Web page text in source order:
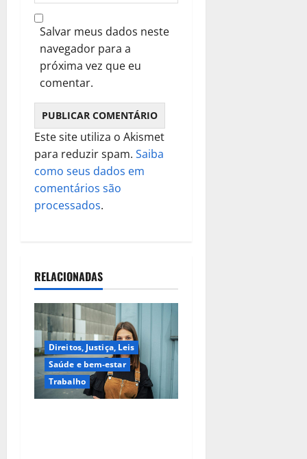
Salvar meus dados neste
navegador para a
próxima vez que eu
comentar.
Este site utiliza o Akismet
para reduzir spam. Saiba
como seus dados em
comentários são
processados.
RELACIONADAS
Direitos, Justiça, Leis
Saúde e bem-estar
Trabalho